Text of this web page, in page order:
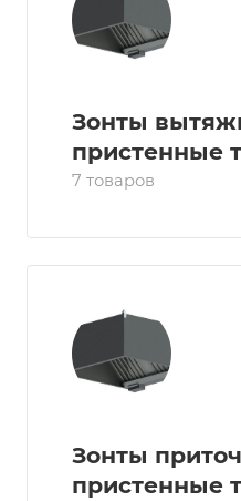
Зонты
пристенные
7 товаров
Зонты
пристенные